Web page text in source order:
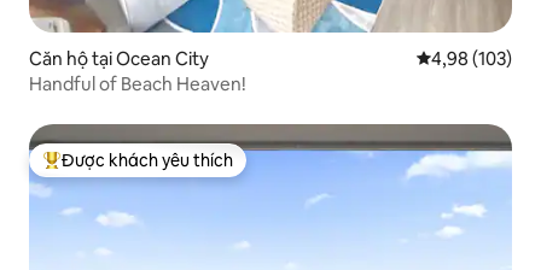
Căn hộ tại Ocean City Xếp hạng
4,98 (103)
Handful of Beach Heaven!
Được khách yêu thích nhất
Được khách yêu thích